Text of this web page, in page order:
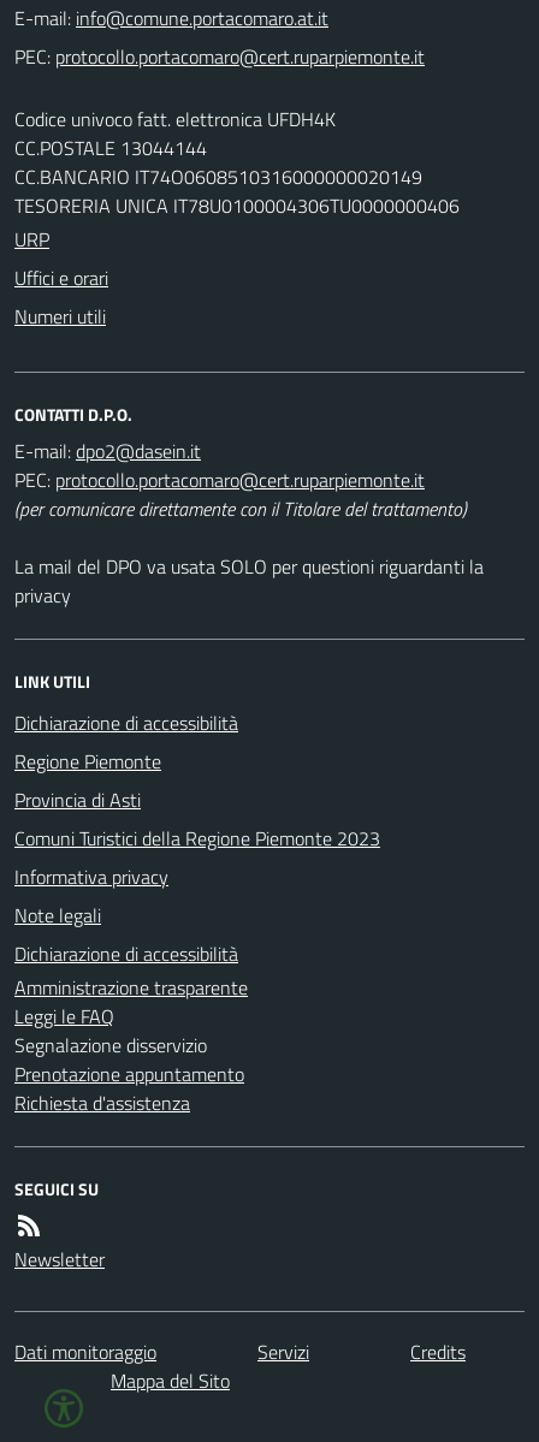
E-mail:
PEC:
Codice univoco fatt. elettronica UFDH4K
CC.POSTALE 13044144
CC.BANCARIO IT74O0608510316000000020149
TESORERIA UNICA IT78U0100004306TU0000000406
URP
Uffici e orari
Numeri utili
CONTATTI D.P.O.
E-mail:
PEC:
(per comunicare direttamente con il Titolare del trattamento)
La mail del DPO va usata SOLO per questioni riguardanti la
privacy
LINK UTILI
Dichiarazione di accessibilità
Regione Piemonte
Provincia di Asti
Comuni Turistici della Regione Piemonte 2023
Informativa privacy
Note legali
Dichiarazione di accessibilità
Amministrazione trasparente
Leggi le FAQ
Segnalazione disservizio
Prenotazione appuntamento
Richiesta d'assistenza
SEGUICI SU
Newsletter
Dati monitoraggio Servizi
Credits
Mappa del Sito